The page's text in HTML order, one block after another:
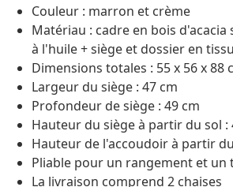
Couleur : marron et crème
Matériau : cadre en bois
à l'huile + siège et dossier en tissu
Dimensions totales : 55 x 56 x 88
Largeur du siège : 47 cm
Profondeur de siège : 49 cm
Hauteur du siège à partir du sol :
Hauteur de l'accoudoir à partir
Pliable pour un rangement et
La livraison comprend 2 chaises